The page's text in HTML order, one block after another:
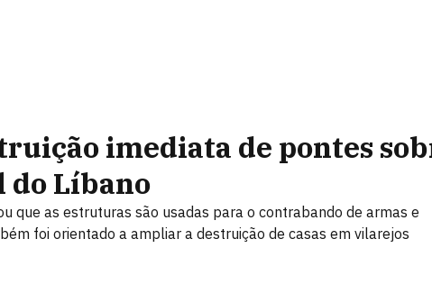
imediata de pontes
do Líbano
que as estruturas são usadas para o contrabando de armas e
foi orientado a ampliar a destruição de casas em vilarejos